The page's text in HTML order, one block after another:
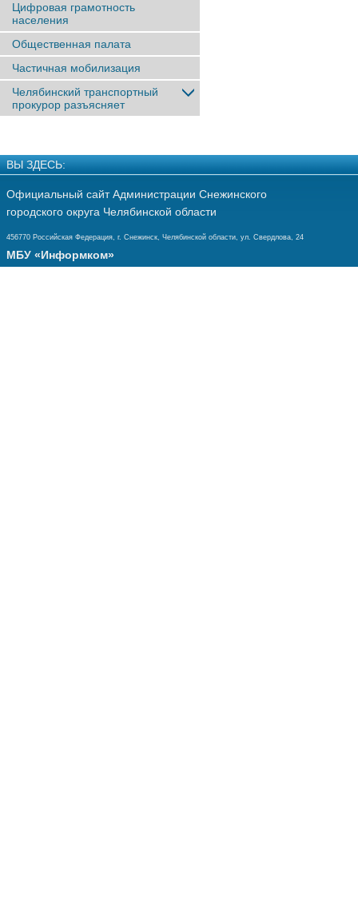
Цифровая грамотность
населения
Общественная палата
Частичная мобилизация
Челябинский транспортный
прокурор разъясняет
ВЫ ЗДЕСЬ:
Официальный сайт Администрации Снежинского
городского округа Челябинской области
456770 Российская Федерация, г. Снежинск, Челябинской области, ул. Свердлова, 24
МБУ «Информком»